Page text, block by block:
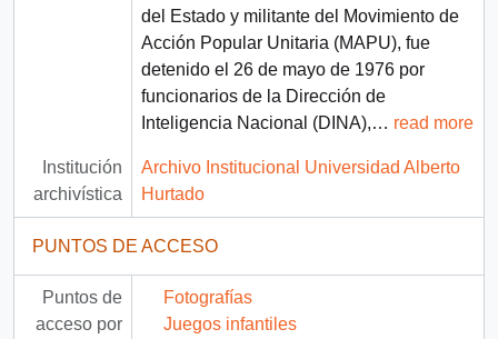
del Estado y militante del Movimiento de
Acción Popular Unitaria (MAPU), fue
detenido el 26 de mayo de 1976 por
funcionarios de la Dirección de
Inteligencia Nacional (DINA),… read more
Institución
archivística
Archivo Institucional Universidad Alberto
Hurtado
PUNTOS DE ACCESO
Puntos de
acceso por
Fotografías
Juegos infantiles